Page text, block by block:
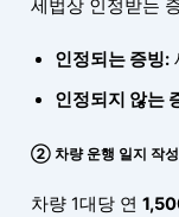
세법상 인정받는
인정되는 증빙:
인정되지 않는
② 차량 운행 일지 작성
차량 1대당 연